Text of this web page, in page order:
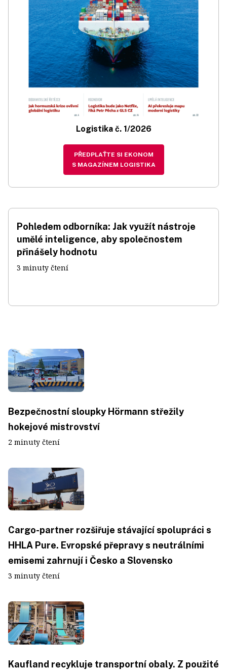
Logistika č. 1/2026
PŘEDPLAŤTE SI EKONOM
S MAGAZÍNEM LOGISTIKA
Pohledem odborníka: Jak využít nástroje
umělé inteligence, aby společnostem
přinášely hodnotu
3 minuty čtení
Bezpečnostní sloupky Hörmann střežily
hokejové mistrovství
2 minuty čtení
Cargo-partner rozšiřuje stávající spolupráci s
HHLA Pure. Evropské přepravy s neutrálními
emisemi zahrnují i Česko a Slovensko
3 minuty čtení
Kaufland recykluje transportní obaly. Z použité